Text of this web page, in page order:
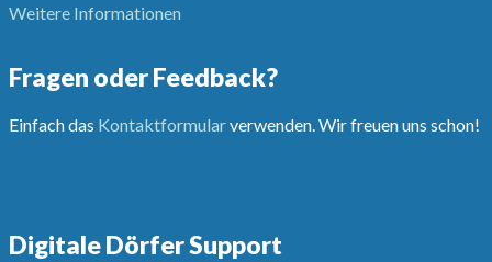
Weitere Informationen
Fragen oder Feedback?
Einfach das Kontaktformularverwenden. Wir freuen uns schon!
Digitale Dörfer Support